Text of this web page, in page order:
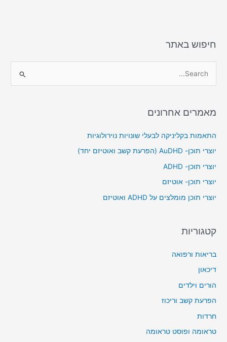
חיפוש באתר
r
o
r
:
מאמרים אחרונים
התאמות בקליניקה לבעלי שונויות נוירולוגיות
יוצרי תוכן- AuDHD (הפרעת קשב ואוטיזם יחד)
יוצרי תוכן- ADHD
יוצרי תוכן- אוטיזם
יוצרי תוכן מומלצים על ADHD ואוטיזם
קטגוריות
בריאות ורפואה
דיכאון
הורים וילדים
הפרעת קשב וריכוז
חרדות
טראומה ופוסט טראומה